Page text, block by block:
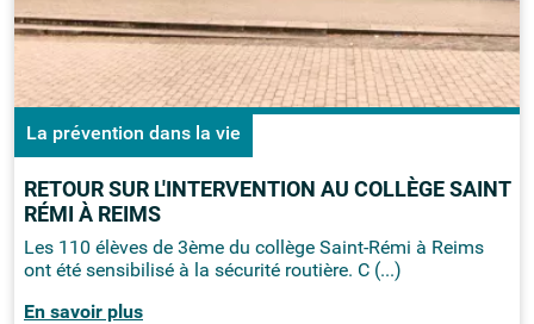
La prévention dans la vie
RETOUR SUR L'INTERVENTION AU COLLÈGE SAINT
RÉMI À REIMS
Les 110 élèves de 3ème du collège Saint-Rémi à Reims
ont été sensibilisé à la sécurité routière. C (...)
En savoir plus